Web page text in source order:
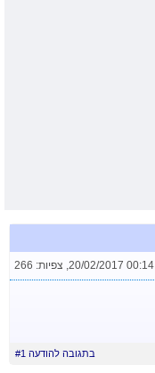
20/02/2017 00:14
, צפיות: 266
בתגובה להודעה #1